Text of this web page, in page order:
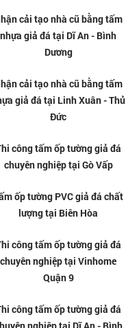
Thi công tấm nhựa giả đá
chuyên nghiệp tại Dĩ An